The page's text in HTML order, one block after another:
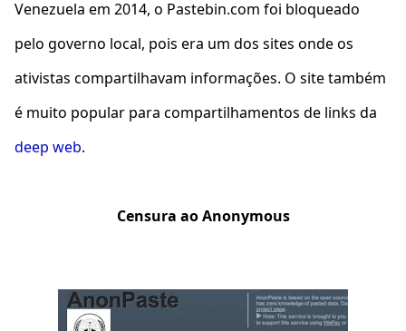
Venezuela em 2014, o Pastebin.com foi bloqueado
pelo governo local, pois era um dos sites onde os
ativistas compartilhavam informações. O site também
é muito popular para compartilhamentos de links da
deep web.
Censura ao Anonymous